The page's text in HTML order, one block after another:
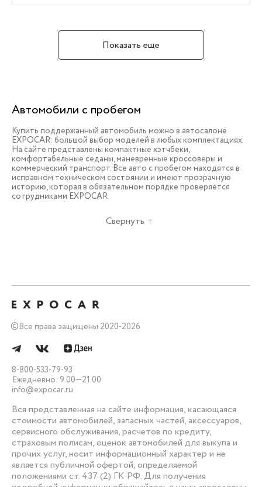
Показать еще
Автомобили с пробегом
Купить поддержанный автомобиль можно в автосалоне
EXPOCAR: большой выбор моделей в любых комплектациях.
На сайте представлены компактные хэтчбеки,
комфортабельные седаны, маневренные кроссоверы и
коммерческий транспорт. Все авто с пробегом находятся в
исправном техническом состоянии и имеют прозрачную
историю, которая в обязательном порядке проверяется
сотрудниками EXPOCAR.
Свернуть
©Все права защищены 2020-2026
8-800-533-79-93
Ежедневно: 9.00—21.00
info@expocar.ru
Вся представленная на сайте информация, касающаяся
стоимости автомобилей, запасных частей, аксессуаров,
сервисного обслуживания, расчетов по кредиту,
страховым полисам, оценок автомобилей для выкупа и
прочих услуг, носит информационный характер и не
является публичной офертой, определяемой
положениями ст. 437 (2) ГК РФ. Для получения